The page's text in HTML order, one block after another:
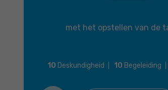
met het opstellen van de
10 Deskundigheid 10 Begeleiding